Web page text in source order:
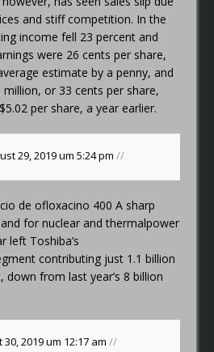
and stiff competition. In the
income fell 23 percent and
were 26 cents per share,
estimate by a penny, and
or 33 cents per share,
per share, a year earlier.
29, 2019 um 5:24 pm//
de ofloxacino 400 A sharp
for nuclear and thermalpower
left Toshiba’s
contributing just 1.1 billion
from last year’s 8 billion
30, 2019 um 12:17 am//